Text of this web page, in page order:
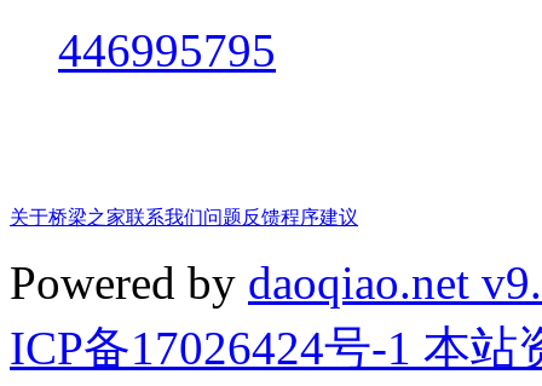
446995795
关于桥梁之家联系我们问题反馈程序建议
Powered by daoqiao.net
ICP备17026424号-1 本